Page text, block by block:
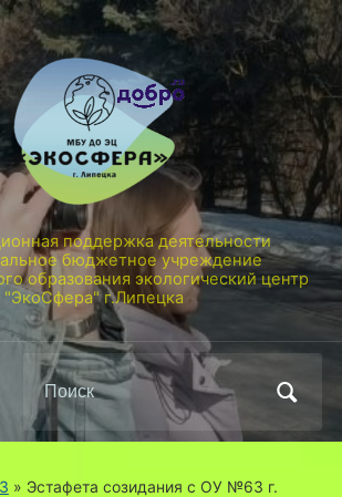
поддержка деятельности
бюджетное учреждение
образования экологический центр
"ЭкоСфера" г.Липецка
Поиск
по:
» Эстафета созидания с ОУ №63 г.